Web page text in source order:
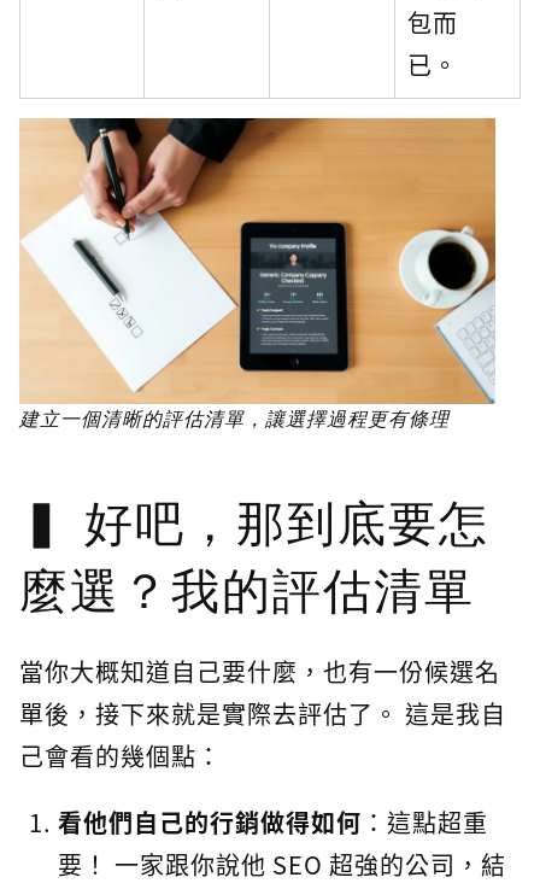
包而
已。
建立一個清晰的評估清單，讓選擇過程更有條理
好吧，那到底要怎
麼選？我的評估清單
當你大概知道自己要什麼，也有一份候選名
單後，接下來就是實際去評估了。 這是我自
己會看的幾個點：
看他們自己的行銷做得如何 ：這點超重
要！ 一家跟你說他 SEO 超強的公司，結